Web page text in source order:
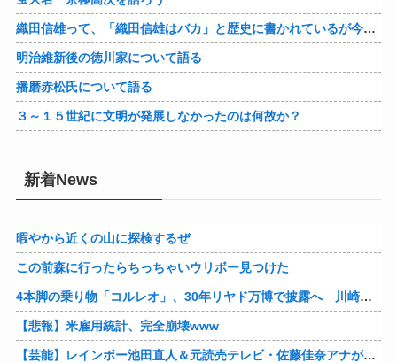
織田信雄って、「織田信雄はバカ」と歴史に書かれているが今まで家が残っているんでバカではないよな？
明治維新後の徳川家について語る
播磨赤松氏について語る
３～１５世紀に文明が発展しなかったのは何故か？
新着News
暇やから近くの山に探検するぜ
この前森に行ったらちっちゃいウリボー見つけた
4本脚の乗り物「コルレオ」、30年リヤド万博で披露へ 川崎重工が35年発売目指す
【悲報】米雇用統計、完全崩壊www
【芸能】レインボー池田直人＆元読売テレビ・佐藤佳奈アナが結婚